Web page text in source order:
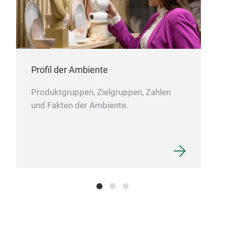
Profil der Ambiente
Produktgruppen, Zielgruppen, Zahlen
und Fakten der Ambiente.